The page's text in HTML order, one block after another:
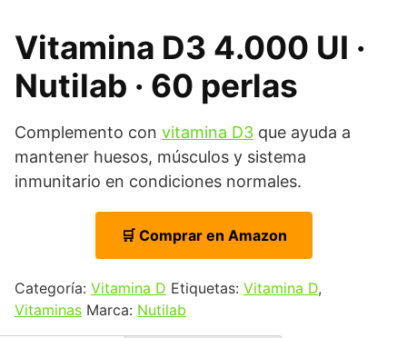
Vitamina D3 4.000 UI ·
Nutilab · 60 perlas
Complemento con vitamina D3 que ayuda a
mantener huesos, músculos y sistema
inmunitario en condiciones normales.
🛒 Comprar en Amazon
Categoría: Vitamina D Etiquetas: Vitamina D,
Vitaminas Marca: Nutilab